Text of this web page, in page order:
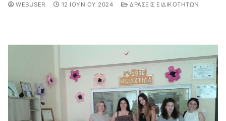
WEBUSER 12 ΙΟΥΝΊΟΥ 2024 ΔΡΆΣΕΙΣ ΕΙΔΙΚΟΤΉΤΩΝ